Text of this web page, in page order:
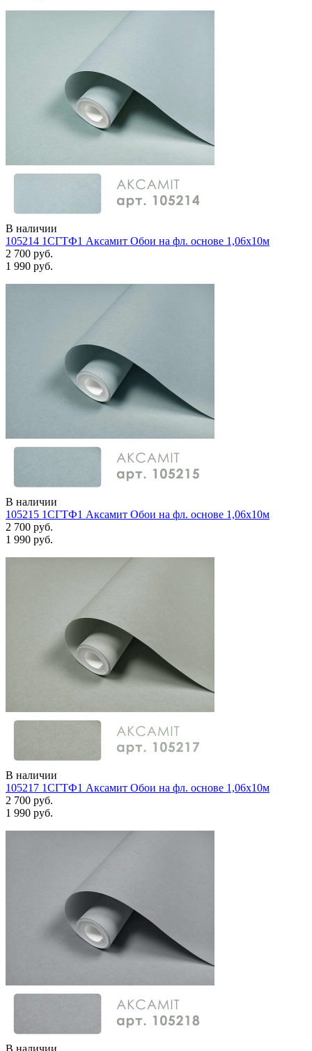
В наличии
105214 1СГТФ1 Аксамит Обои на фл. основе 1,06х10м
2 700 руб.
1 990 руб.
В наличии
105215 1СГТФ1 Аксамит Обои на фл. основе 1,06х10м
2 700 руб.
1 990 руб.
В наличии
105217 1СГТФ1 Аксамит Обои на фл. основе 1,06х10м
2 700 руб.
1 990 руб.